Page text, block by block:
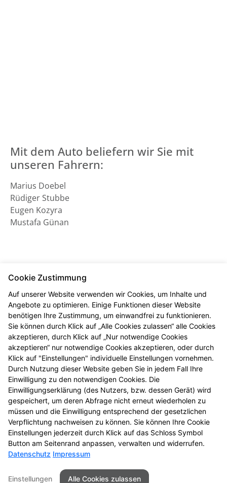
Mit dem Auto beliefern wir Sie mit
unseren Fahrern:
Marius Doebel
Rüdiger Stubbe
Eugen Kozyra
Mustafa Günan
Im Stadtgebiet liefern wir
umweltfreundlich mit unserem
Lieferrad.
Unsere Fahrer heißen:
Rainer Labbert
Valentin Chalupar
Seitenübersicht Kontakt
Impressum
Cookie Zustimmung
Auf unserer Website verwenden wir Cookies, um Inhalte und
Angebote zu optimieren. Einige Funktionen dieser Website
benötigen Ihre Zustimmung, um einwandfrei zu funktionieren.
Sie können durch Klick auf „Alle Cookies zulassen“ alle Cookies
akzeptieren, durch Klick auf „Nur notwendige Cookies
akzeptieren“ nur notwendige Cookies akzeptieren, oder durch
Klick auf "Einstellungen" individuelle Einstellungen vornehmen.
Durch Nutzung dieser Website geben Sie in jedem Fall Ihre
Einwilligung zu den notwendigen Cookies. Die
Einwilligungserklärung (des Nutzers, bzw. dessen Gerät) wird
gespeichert, um deren Abfrage nicht erneut wiederholen zu
müssen und die Einwilligung entsprechend der gesetzlichen
Verpflichtung nachweisen zu können. Sie können Ihre Cookie
Einstellungen jederzeit durch Klick auf das Schloss Symbol
Button am Seitenrand anpassen, verwalten und widerrufen.
Datenschutz Impressum
Einstellungen Alle Cookies zulassen